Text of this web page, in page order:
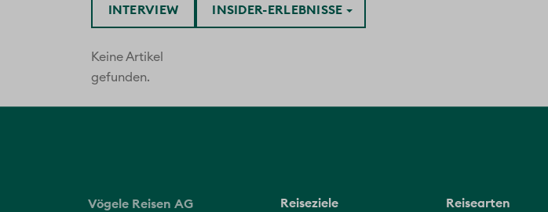
INSIDER-ERLEBNISSE
INTERVIEW
Keine Artikel
gefunden.
Vögele Reisen AG Reiseziele Reisearten